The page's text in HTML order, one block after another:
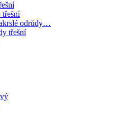
třešní
odrůdy…
třešní